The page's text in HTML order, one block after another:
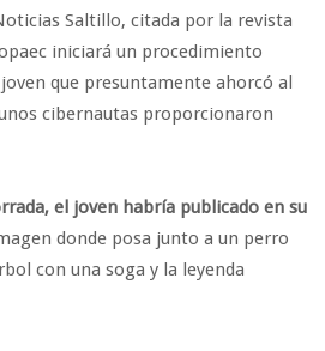
Saltillo, citada por la revista
iniciará un procedimiento
que presuntamente ahorcó al
cibernautas proporcionaron
el joven habría publicado en su
donde posa junto a un perro
con una soga y la leyenda